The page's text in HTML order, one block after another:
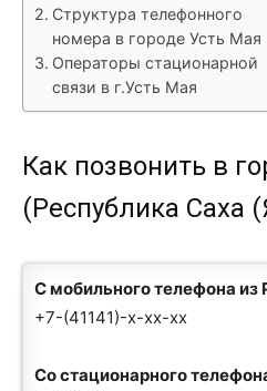
Структура телефонного
номера в городе Усть Мая
Операторы стационарной
связи в г.Усть Мая
Как позвонить в
(Республика Саха
С мобильного телефона из
+7-(41141)-x-xx-xx
Со стационарного